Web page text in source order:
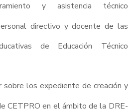
y asistencia técnico
directivo y docente de las
de Educación Técnico
sobre los expediente de creación y
CETPRO en el ámbito de la DRE-